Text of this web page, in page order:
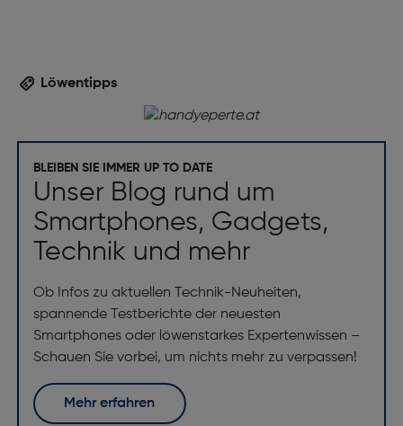
Zweites LCD-Display: Nein
Anti-Fingerprint Oberfläche: Nein
Gorilla Glass-Ausführung: Gorilla Glass Victus+
High Dynamic Range Video Unterstützung: Ja
Bildschirmdiagonale ["]: 6.7
Bildschirmauflösung [Pixel]: 1080 x 2340
Art des Touchscreens: kapazitives Multi-Touch
Display-Typ: Super AMOLED
Anzahl Co-Prozessorkerne: 4
Löwentipps
BLEIBEN SIE IMMER UP TO DATE
Unser Blog rund um
Smartphones, Gadgets,
Technik und mehr
Ob Infos zu aktuellen Technik-Neuheiten,
spannende Testberichte der neuesten
Smartphones oder löwenstarkes Expertenwissen –
Schauen Sie vorbei, um nichts mehr zu verpassen!
Mehr erfahren